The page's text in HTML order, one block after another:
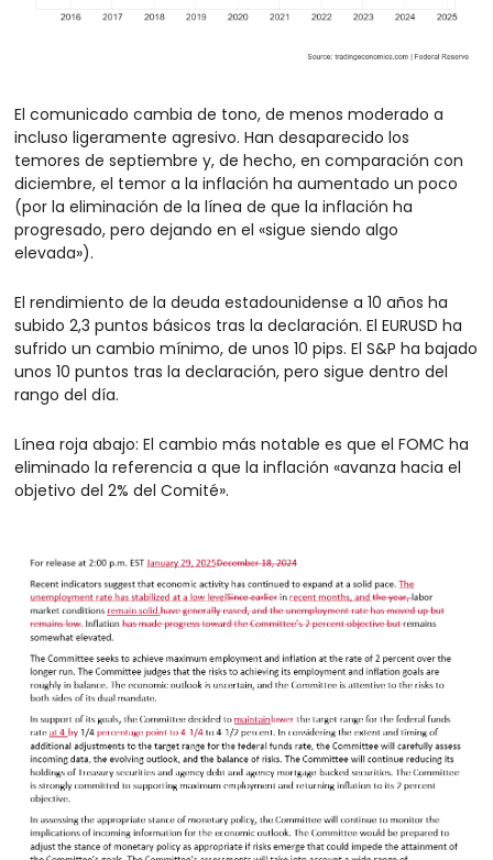
El comunicado cambia de tono, de menos moderado a
incluso ligeramente agresivo. Han desaparecido los
temores de septiembre y, de hecho, en comparación con
diciembre, el temor a la inflación ha aumentado un poco
(por la eliminación de la línea de que la inflación ha
progresado, pero dejando en el «sigue siendo algo
elevada»).
El rendimiento de la deuda estadounidense a 10 años ha
subido 2,3 puntos básicos tras la declaración. El EURUSD ha
sufrido un cambio mínimo, de unos 10 pips. El S&P ha bajado
unos 10 puntos tras la declaración, pero sigue dentro del
rango del día.
Línea roja abajo: El cambio más notable es que el FOMC ha
eliminado la referencia a que la inflación «avanza hacia el
objetivo del 2% del Comité».